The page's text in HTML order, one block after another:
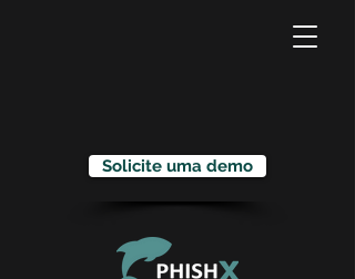
Solicite uma demo